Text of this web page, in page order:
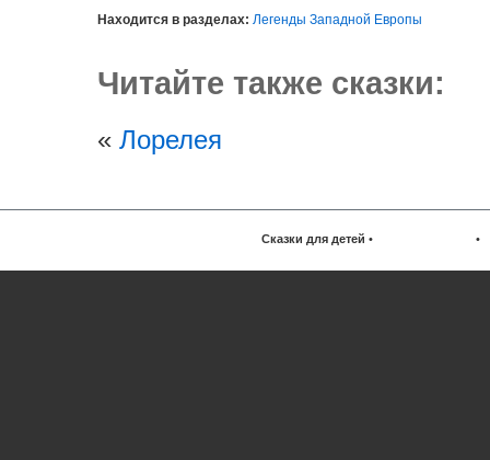
Находится в разделах: Легенды Западной Европы
Читайте также сказки:
« Лорелея
Сказки для детей • •